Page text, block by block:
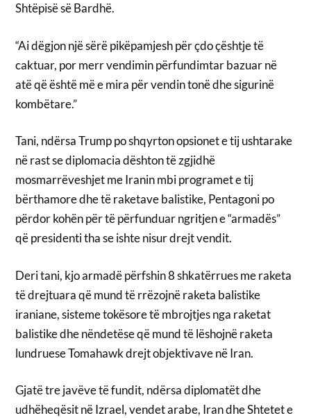
Shtëpisë së Bardhë.
“Ai dëgjon një sërë pikëpamjesh për çdo çështje të
caktuar, por merr vendimin përfundimtar bazuar në
atë që është më e mira për vendin tonë dhe sigurinë
kombëtare.”
Tani, ndërsa Trump po shqyrton opsionet e tij ushtarake
në rast se diplomacia dështon të zgjidhë
mosmarrëveshjet me Iranin mbi programet e tij
bërthamore dhe të raketave balistike, Pentagoni po
përdor kohën për të përfunduar ngritjen e “armadës”
që presidenti tha se ishte nisur drejt vendit.
Deri tani, kjo armadë përfshin 8 shkatërrues me raketa
të drejtuara që mund të rrëzojnë raketa balistike
iraniane, sisteme tokësore të mbrojtjes nga raketat
balistike dhe nëndetëse që mund të lëshojnë raketa
lundruese Tomahawk drejt objektivave në Iran.
Gjatë tre javëve të fundit, ndërsa diplomatët dhe
udhëheqësit në Izrael, vendet arabe, Iran dhe Shtetet e